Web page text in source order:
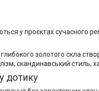
у проєктах сучасного
золотого скла
скандинавський стиль,
дотику